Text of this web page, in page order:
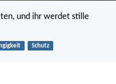
und ihr werdet stille
Schutz